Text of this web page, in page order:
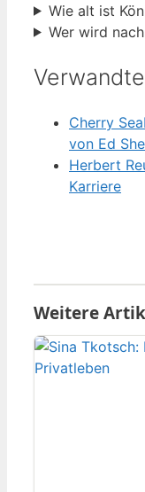
Wie alt ist
Wer wird
Cherry
von Ed
Herbert
Karriere
Weitere